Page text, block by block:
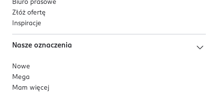
Biuro prasowe
Złóż ofertę
Inspiracje
Nasze oznaczenia
Nowe
Mega
Mam więcej